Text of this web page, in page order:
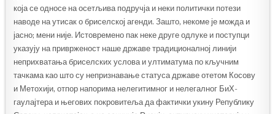
која се односе на осетљива подручја и неки политички потези
наводе на утисак о бриселској агенди. Зашто, некоме је можда и
јасно; мени није. Истовремено пак неке друге одлуке и поступци
указују на приврженост наше државе традиционалној линији
неприхватања бриселских услова и ултиматума по кључним
тачкама као што су непризнавање статуса државе отетом Косову
и Метохији, отпор напорима нелегитимног и нелегалног БиХ-
гаулајтера и његових покровитеља да фактички укину Републику